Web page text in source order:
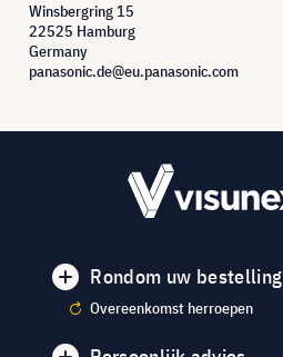
Winsbergring 15
22525 Hamburg
Germany
panasonic.de@eu.panasonic.com
Rondom uw bestelling
Overeenkomst herroepen